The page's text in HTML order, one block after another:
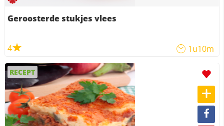
Geroosterde stukjes vlees
4 1u10m
RECEPT